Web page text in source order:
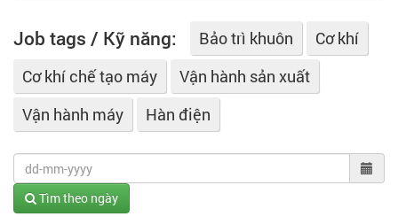
Job tags / Kỹ năng: Bảo trì khuôn
Cơ khí
Cơ khí chế tạo máy
Vận hành sản xuất
Vận hành máy
Hàn điện
Tìm theo ngày